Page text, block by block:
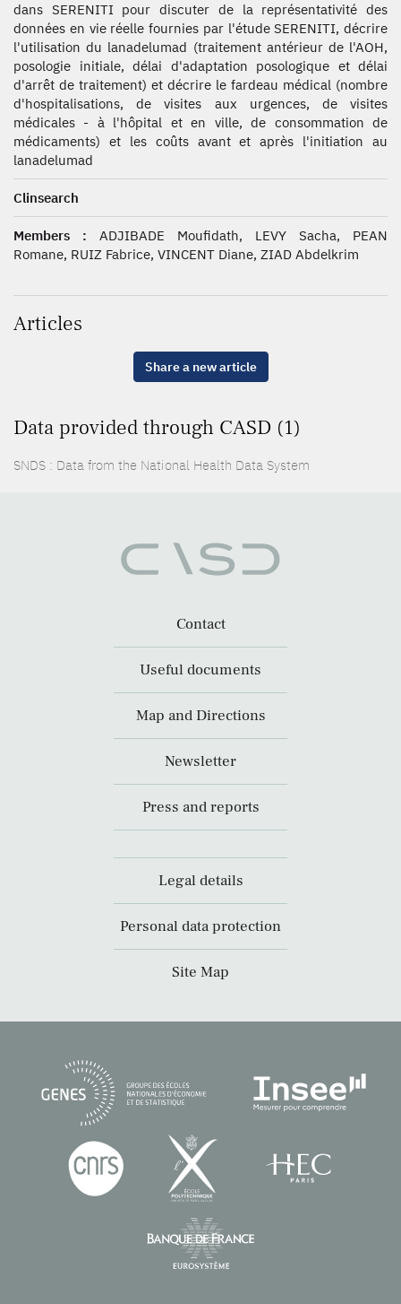
dans SERENITI pour discuter de la représentativité des
données en vie réelle fournies par l'étude SERENITI, décrire
l'utilisation du lanadelumad (traitement antérieur de l'AOH,
posologie initiale, délai d'adaptation posologique et délai
d'arrêt de traitement) et décrire le fardeau médical (nombre
d'hospitalisations, de visites aux urgences, de visites
médicales - à l'hôpital et en ville, de consommation de
médicaments) et les coûts avant et après l'initiation au
lanadelumad
Clinsearch
Members : ADJIBADE Moufidath, LEVY Sacha, PEAN
Romane, RUIZ Fabrice, VINCENT Diane, ZIAD Abdelkrim
Articles
Share a new article
Data provided through CASD (1)
SNDS : Data from the National Health Data System
Contact
Useful documents
Map and Directions
Newsletter
Press and reports
Legal details
Personal data protection
Site Map